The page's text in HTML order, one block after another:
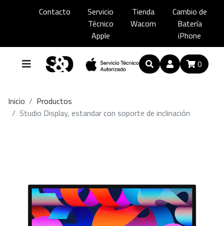
Contacto
Servicio
Técnico
Apple
Tienda
Wacom
Cambio de
Batería
iPhone
0
Inicio
Productos
Studio Display, estandar con soporte de inclinación